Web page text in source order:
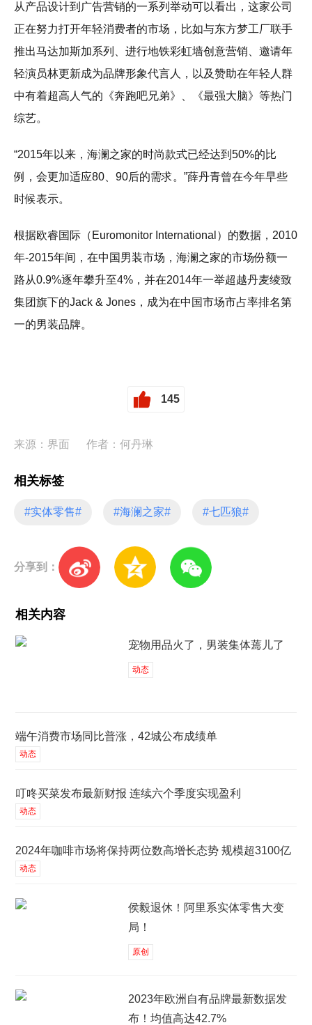
从产品设计到广告营销的一系列举动可以看出，这家公司
正在努力打开年轻消费者的市场，比如与东方梦工厂联手
推出马达加斯加系列、进行地铁彩虹墙创意营销、邀请年
轻演员林更新成为品牌形象代言人，以及赞助在年轻人群
中有着超高人气的《奔跑吧兄弟》、《最强大脑》等热门
综艺。
“2015年以来，海澜之家的时尚款式已经达到50%的比
例，会更加适应80、90后的需求。”薛丹青曾在今年早些
时候表示。
根据欧睿国际（Euromonitor International）的数据，2010
年-2015年间，在中国男装市场，海澜之家的市场份额一
路从0.9%逐年攀升至4%，并在2014年一举超越丹麦绫致
集团旗下的Jack & Jones，成为在中国市场市占率排名第
一的男装品牌。
145
来源：界面 作者：何丹琳
相关标签
#实体零售# #海澜之家# #七匹狼#
分享到：
相关内容
宠物用品火了，男装集体蔫儿了
动态
端午消费市场同比普涨，42城公布成绩单
动态
叮咚买菜发布最新财报 连续六个季度实现盈利
动态
2024年咖啡市场将保持两位数高增长态势 规模超3100亿
动态
侯毅退休！阿里系实体零售大变
局！
原创
2023年欧洲自有品牌最新数据发
布！均值高达42.7%